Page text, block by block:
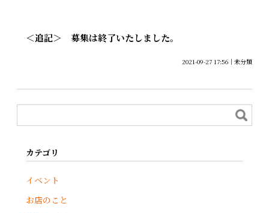
＜追記＞ 募集は終了いたしました。
2021-09-27 17:56 未分類
カテゴリ
イベント
お店のこと